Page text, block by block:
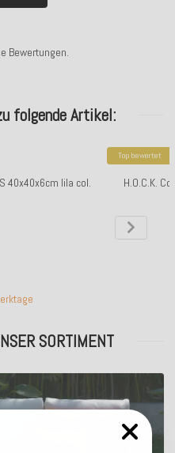
Bewertungen.
folgende Artikel:
40x40x6cm lila col.
Top bewertet
H.O.C.K.
SORTIMENT